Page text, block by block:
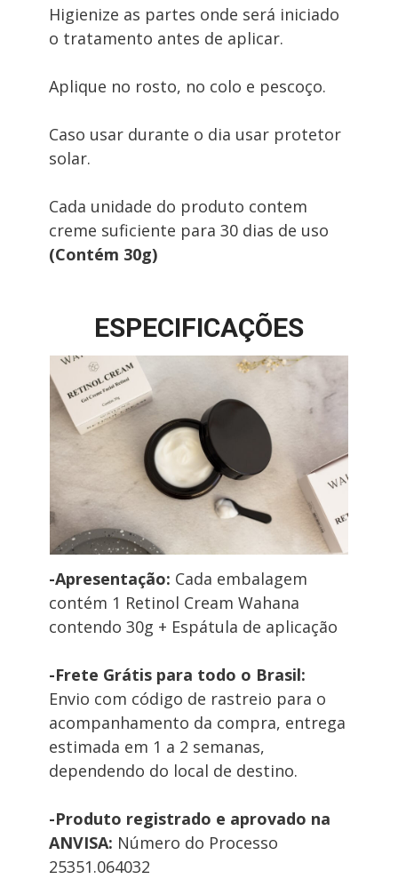
Higienize as partes onde será iniciado
o tratamento antes de aplicar.
Aplique no rosto, no colo e pescoço.
Caso usar durante o dia usar protetor
solar.
Cada unidade do produto contem
(Contém 30g)
ESPECIFICAÇÕES
-Apresentação: Cada embalagem
contém 1 Retinol Cream Wahana
contendo 30g + Espátula de aplicação
-Frete Grátis para todo o Brasil:
Envio com código de rastreio para o
acompanhamento da compra, entrega
estimada em 1 a 2 semanas,
dependendo do local de destino.
-Produto registrado e aprovado na
ANVISA: Número do Processo
25351.064032